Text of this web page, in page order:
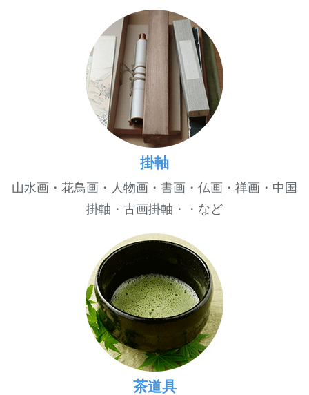
掛軸
山水画・花鳥画・人物画・書画・仏画・禅画・中国
掛軸・古画掛軸・・など
茶道具